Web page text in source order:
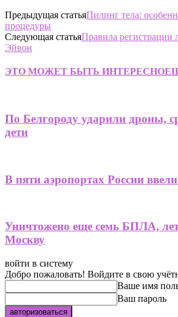
Предыдущая статьяПилинг тела:
процедуры
Следующая статьяПравила регистрации
Эйвон
ЭТО МОЖЕТ БЫТЬ ИНТЕРЕСНО
По Белгороду ударили дроны,
дети
В пяти аэропортах России
Уничтожено еще семь БПЛА,
Москву
войти в систему
Добро пожаловать! Войдите в свою
Ваше имя
Ваш пароль